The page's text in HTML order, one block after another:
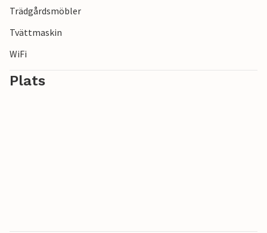
Trädgårdsmöbler
Tvättmaskin
WiFi
Plats